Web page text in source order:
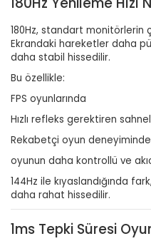
180Hz, standart monitörlerin
Ekrandaki hareketler daha
daha stabil hissedilir.
Bu özellikle:
FPS oyunlarında
Hızlı refleks gerektiren
Rekabetçi oyun deneyiminde
oyunun daha kontrollü ve
144Hz ile kıyaslandığında
daha rahat hissedilir.
1ms Tepki Süresi